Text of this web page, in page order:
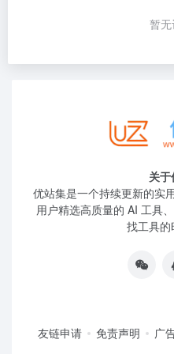
暂
关
优站集是一个持续更新的实
用户精选高质量的 AI 工具
找工具的
友链申请 免责声明 广